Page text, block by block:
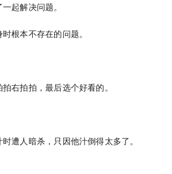
起解决问题。
根本不存在的问题。
右拍拍，最后选个好看的。
遭人暗杀，只因他汁倒得太多了。